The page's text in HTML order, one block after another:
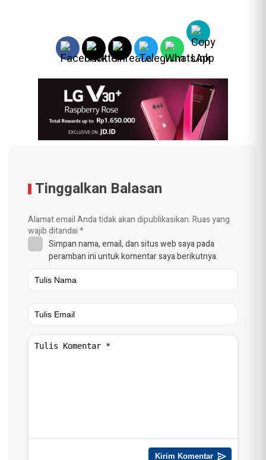
Tinggalkan Balasan
Alamat email Anda tidak akan dipublikasikan.Ruas yang
wajib ditandai*
Simpan nama, email, dan situs web saya pada
peramban ini untuk komentar saya berikutnya.